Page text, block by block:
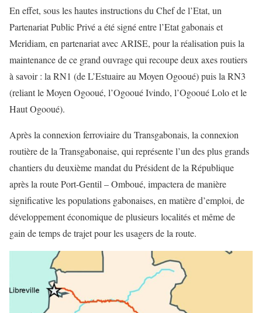
En effet, sous les hautes instructions du Chef de l’Etat, un
Partenariat Public Privé a été signé entre l’Etat gabonais et
Meridiam, en partenariat avec ARISE, pour la réalisation puis la
maintenance de ce grand ouvrage qui recoupe deux axes routiers
à savoir : la RN1 (de L’Estuaire au Moyen Ogooué) puis la RN3
(reliant le Moyen Ogooué, l’Ogooué Ivindo, l’Ogooué Lolo et le
Haut Ogooué).
Après la connexion ferroviaire du Transgabonais, la connexion
routière de la Transgabonaise, qui représente l’un des plus grands
chantiers du deuxième mandat du Président de la République
après la route Port-Gentil – Omboué, impactera de manière
significative les populations gabonaises, en matière d’emploi, de
développement économique de plusieurs localités et même de
gain de temps de trajet pour les usagers de la route.